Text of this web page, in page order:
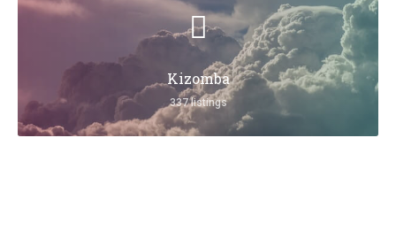
Kizomba
337 listings